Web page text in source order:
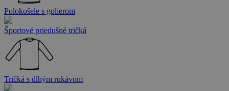
Polokošele s golierom
Športové priedušné tričká
Tričká s dlhým rukávom